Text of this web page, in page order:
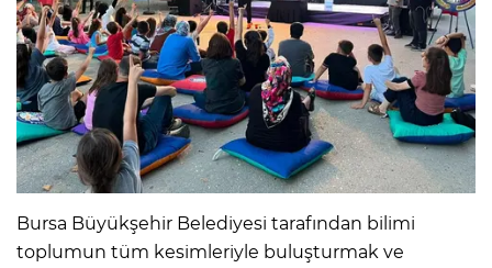
Bursa Büyükşehir Belediyesi tarafından bilimi
toplumun tüm kesimleriyle buluşturmak ve